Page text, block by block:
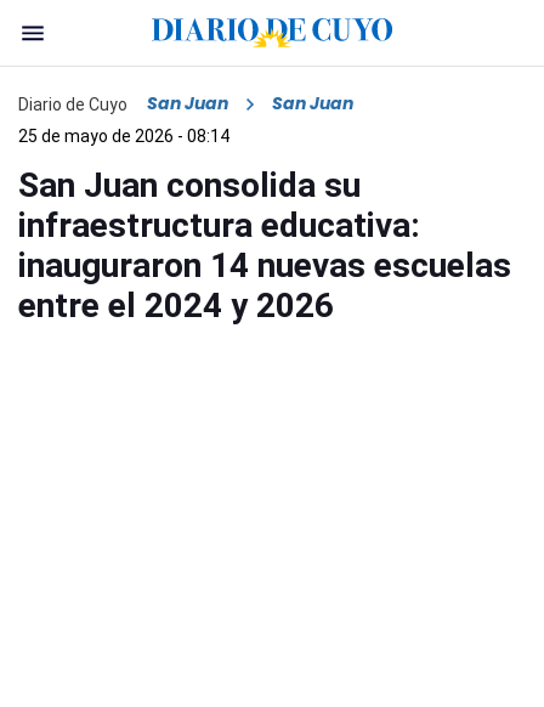
Diario de Cuyo San Juan San Juan
25 de mayo de 2026 - 08:14
San Juan consolida su
infraestructura educativa:
inauguraron 14 nuevas escuelas
entre el 2024 y 2026